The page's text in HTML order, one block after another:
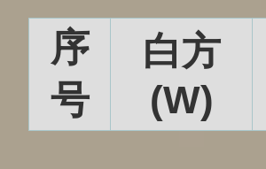
序
号
白方
(W)